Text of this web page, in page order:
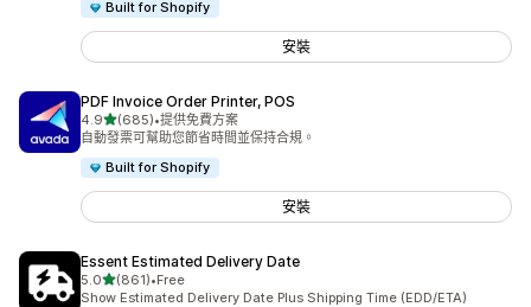
Built for Shopify
安裝
PDF Invoice Order Printer, POS
4.9滿分 5 顆星
(685)
共有 685 則評價
•提供免費方案
自動發票可幫助您節省時間並保持合規。
Built for Shopify
安裝
Essent Estimated Delivery Date
5.0滿分 5 顆星
(861)
共有 861 則評價
•Free
Show Estimated Delivery Date Plus Shipping Time (EDD/ETA)